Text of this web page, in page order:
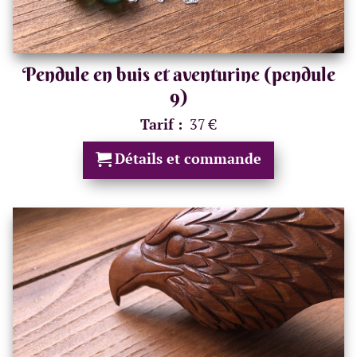
Pendule en buis et aventurine (pendule
9)
Tarif : 37 €
Détails et commande